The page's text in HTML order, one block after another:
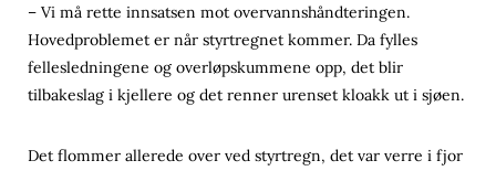
– Vi må rette innsatsen mot overvannshåndteringen.
Hovedproblemet er når styrtregnet kommer. Da fylles
fellesledningene og overløpskummene opp, det blir
tilbakeslag i kjellere og det renner urenset kloakk ut i sjøen.
Det flommer allerede over ved styrtregn, det var verre i fjor